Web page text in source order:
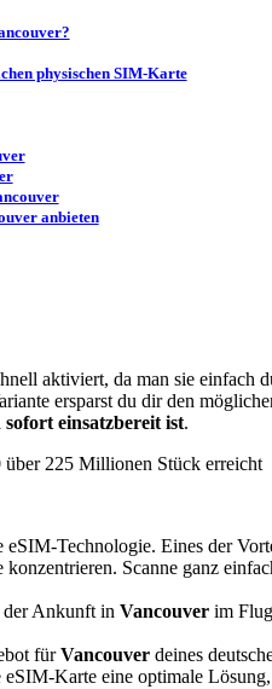
physischen SIM-Karte
anbieten
aktiviert, da man sie einfach
ersparst du dir den
einsatzbereit ist.
über 225 Millionen Stück erreicht
eSIM-Technologie. Eines der
Scanne ganz
der Ankunft in Vancouver im
fürVancouver deines
Karte eine optimale